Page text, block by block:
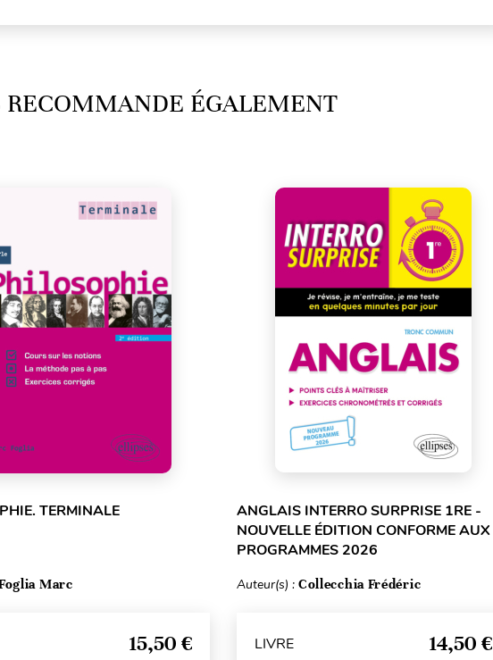
RECOMMANDE ÉGALEMENT
TERMINALE
Marc
15,50 €
ANGLAIS INTERRO SURPRISE 1RE -
NOUVELLE ÉDITION CONFORME AUX
PROGRAMMES 2026
Auteur(s) : Collecchia Frédéric
LIVRE 14,50 €